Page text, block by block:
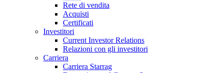
Rete di vendita
Acquisti
Certificati
Investitori
Current Investor Relations
Relazioni con gli investitori
Carriera
Carriera Starrag